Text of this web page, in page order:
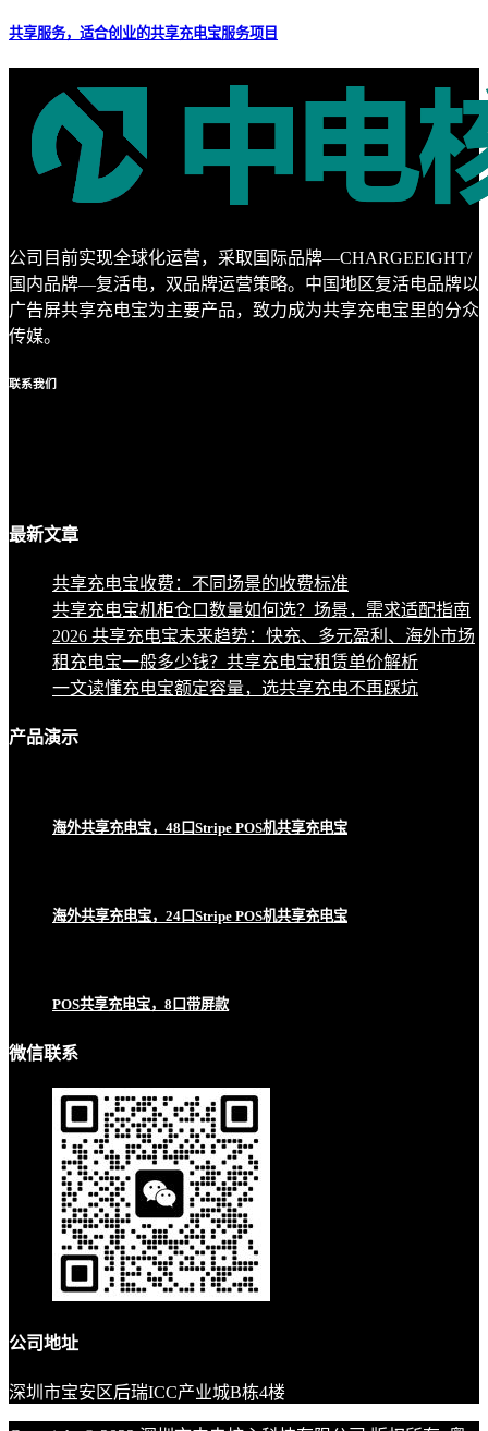
共享服务，适合创业的共享充电宝服务项目
公司目前实现全球化运营，采取国际品牌—CHARGEEIGHT/
国内品牌—复活电，双品牌运营策略。中国地区复活电品牌以
广告屏共享充电宝为主要产品，致力成为共享充电宝里的分众
传媒。
联系我们
最新文章
共享充电宝收费：不同场景的收费标准
共享充电宝机柜仓口数量如何选？场景，需求适配指南
2026 共享充电宝未来趋势：快充、多元盈利、海外市场
租充电宝一般多少钱？共享充电宝租赁单价解析
一文读懂充电宝额定容量，选共享充电不再踩坑
产品演示
海外共享充电宝，48口Stripe POS机共享充电宝
海外共享充电宝，24口Stripe POS机共享充电宝
POS共享充电宝，8口带屏款
微信联系
公司地址
深圳市宝安区后瑞ICC产业城B栋4楼